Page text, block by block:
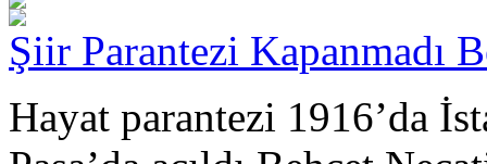
Şiir Parantezi Kapanmadı
Hayat parantezi 1916’da